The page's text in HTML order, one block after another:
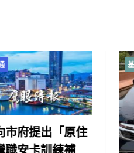
基隆新聞 市政交通